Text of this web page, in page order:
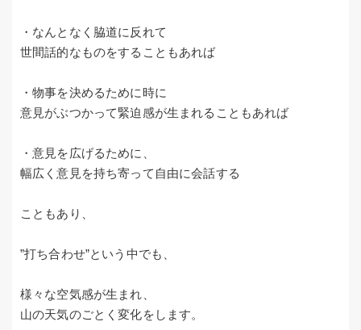
・なんとなく脇道に反れて
世間話的なものをすることもあれば
・物事を決めるために時に
意見がぶつかって緊迫感が生まれることもあれば
・意見を広げるために、
幅広く意見を持ち寄って自由に会話する
こともあり、
”打ち合わせ”という中でも、
様々な空気感が生まれ、
山の天気のごとく変化をします。